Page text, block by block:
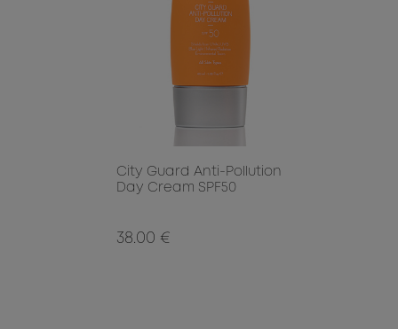
City Guard Anti-Pollution
Day Cream SPF50
38.00 €